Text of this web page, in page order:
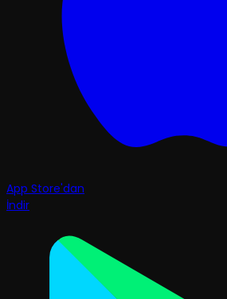
App Store'dan
İndir